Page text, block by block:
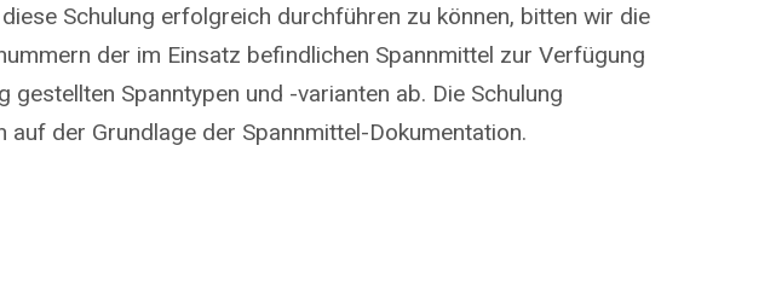
Schulung erfolgreich durchführen zu können, bitten wir die
der im Einsatz befindlichen Spannmittel zur Verfügung
Spanntypen und -varianten ab. Die Schulung
der Grundlage der Spannmittel-Dokumentation.